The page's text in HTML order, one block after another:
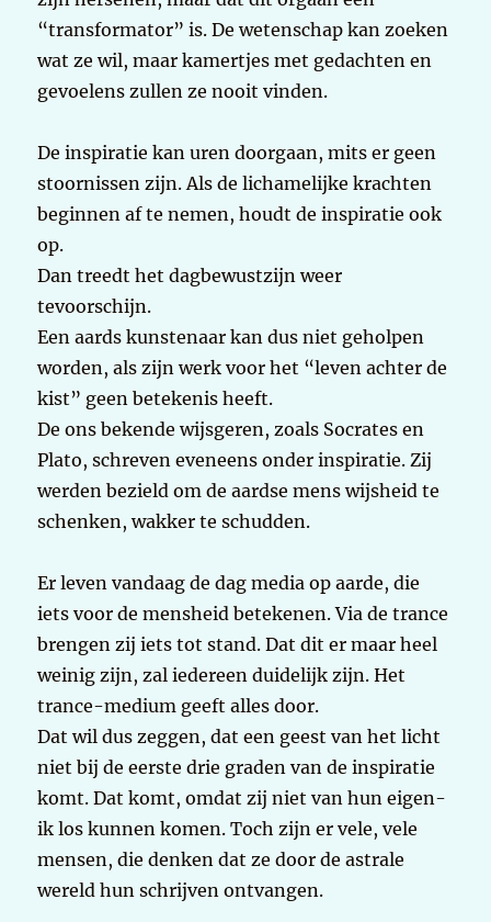
“transformator” is. De wetenschap kan zoeken
wat ze wil, maar kamertjes met gedachten en
gevoelens zullen ze nooit vinden.
De inspiratie kan uren doorgaan, mits er geen
stoornissen zijn. Als de lichamelijke krachten
beginnen af te nemen, houdt de inspiratie ook
op.
Dan treedt het dagbewustzijn weer
tevoorschijn.
Een aards kunstenaar kan dus niet geholpen
worden, als zijn werk voor het “leven achter de
kist” geen betekenis heeft.
De ons bekende wijsgeren, zoals Socrates en
Plato, schreven eveneens onder inspiratie. Zij
werden bezield om de aardse mens wijsheid te
schenken, wakker te schudden.
Er leven vandaag de dag media op aarde, die
iets voor de mensheid betekenen. Via de trance
brengen zij iets tot stand. Dat dit er maar heel
weinig zijn, zal iedereen duidelijk zijn. Het
trance-medium geeft alles door.
Dat wil dus zeggen, dat een geest van het licht
niet bij de eerste drie graden van de inspiratie
komt. Dat komt, omdat zij niet van hun eigen-
ik los kunnen komen. Toch zijn er vele, vele
mensen, die denken dat ze door de astrale
wereld hun schrijven ontvangen.